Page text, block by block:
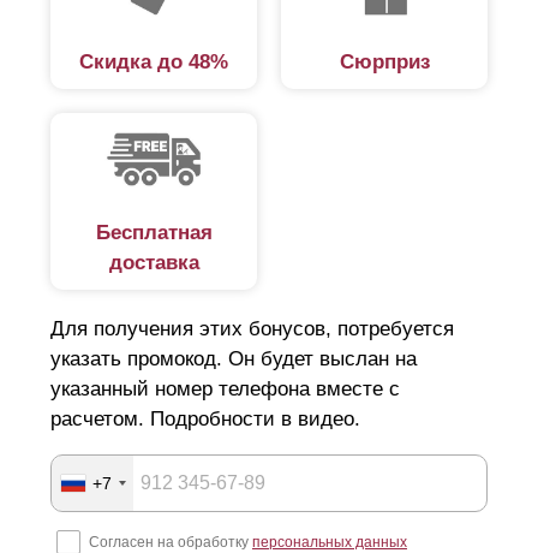
Скидка до 48% Сюрприз
Бесплатная
доставка
Для получения этих бонусов, потребуется
указать промокод. Он будет выслан на
указанный номер телефона вместе с
расчетом. Подробности в видео.
+7
Согласен на обработку персональных данных